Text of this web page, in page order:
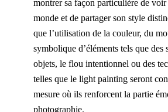
montrer sa façon particulière de voir
monde et de partager son style
que l’utilisation de la couleur, du
symbolique d’éléments tels que des
objets, le flou intentionnel ou des
telles que le light painting seront
mesure où ils renforcent la partie
photographie.